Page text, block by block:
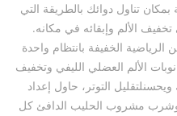
بمكان تناول دوائك بالطريقة التي
الألم وإبقائه في مكانه.
الرياضية الخفيفة بانتظام واحدة
الألم العضلي الليفي وتخفيف
التوتر، حاول إعداد
وشرب مشروب الحليب الدافئ كل